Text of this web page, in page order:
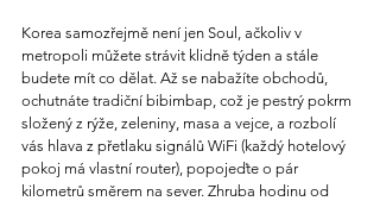
Korea samozřejmě není jen Soul, ačkoliv v
metropoli můžete strávit klidně týden a stále
budete mít co dělat. Až se nabažíte obchodů,
ochutnáte tradiční bibimbap, což je pestrý pokrm
složený z rýže, zeleniny, masa a vejce, a rozbolí
vás hlava z přetlaku signálů WiFi (každý hotelový
pokoj má vlastní router), popojeďte o pár
kilometrů směrem na sever. Zhruba hodinu od